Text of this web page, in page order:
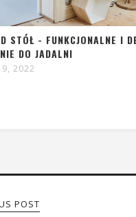
STÓŁ - FUNKCJONALNE I
DO JADALNI
2022
POST